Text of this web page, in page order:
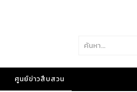
ศูนย์ข่าวสืบสวน